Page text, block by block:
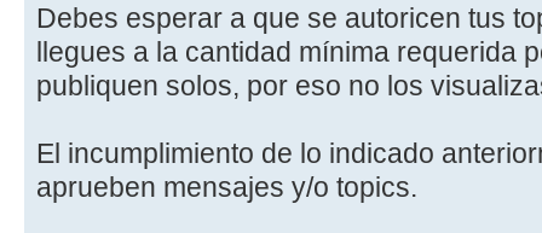
Debes esperar a que se autoricen tus
llegues a la cantidad mínima requerida
publiquen solos, por eso no los
El incumplimiento de lo indicado
aprueben mensajes y/o topics.